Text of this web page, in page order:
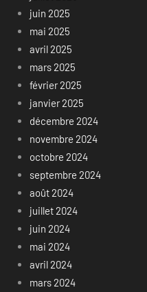
juin 2025
mai 2025
avril 2025
mars 2025
février 2025
janvier 2025
décembre 2024
novembre 2024
octobre 2024
septembre 2024
août 2024
juillet 2024
juin 2024
mai 2024
avril 2024
mars 2024